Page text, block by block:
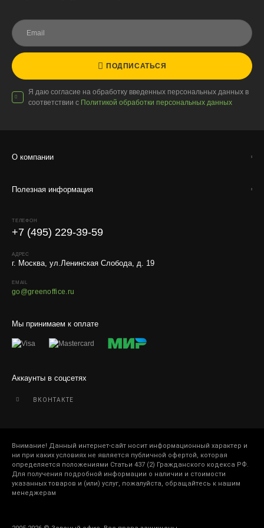
ПОДПИСАТЬСЯ
Я даю согласие на обработку введенных персональных данных в
соответствии с Политикой обработки персональных данных
О компании
Полезная информация
Мы принимаем к оплате
Аккаунты в соцсетях
ВКОНТАКТЕ
ТЕЛЕФОН
+7 (495) 229-39-59
АДРЕС
г. Москва, ул.Ленинская Слобода, д. 19
EMAIL
go@greenoffice.ru
Внимание! Данный интернет-сайт носит информационный характер и
ни при каких условиях не является публичной офертой, которая
определяется положениями Статьи 437 (2) Гражданского кодекса РФ.
Для получения подробной информации о наличии и стоимости
указанных товаров и (или) услуг, пожалуйста, обращайтесь к нашим
менеджерам